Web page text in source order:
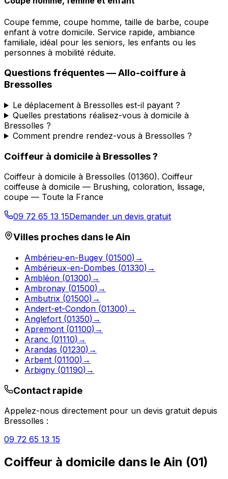
Coupe femme, coupe homme, taille de barbe, coupe
enfant à votre domicile. Service rapide, ambiance
familiale, idéal pour les seniors, les enfants ou les
personnes à mobilité réduite.
Questions fréquentes —Allo-coiffure à
Bressolles
Le déplacement à Bressolles est-il payant ?
Quelles prestations réalisez-vous à domicile à
Bressolles ?
Comment prendre rendez-vous à Bressolles ?
Coiffeur à domicile à Bressolles?
Coiffeur à domicile à Bressolles (01360). Coiffeur
coiffeuse à domicile — Brushing, coloration, lissage,
coupe — Toute la France
09 72 65 13 15Demander un devis gratuit
Villes proches dans leAin
Ambérieu-en-Bugey (01500) →
Ambérieux-en-Dombes (01330) →
Ambléon (01300) →
Ambronay (01500) →
Ambutrix (01500) →
Andert-et-Condon (01300) →
Anglefort (01350) →
Apremont (01100) →
Aranc (01110) →
Arandas (01230) →
Arbent (01100) →
Arbigny (01190) →
Contact rapide
Appelez-nous directement pour un devis gratuit depuis
Bressolles :
09 72 65 13 15
Coiffeur à domicile dans le Ain (01)